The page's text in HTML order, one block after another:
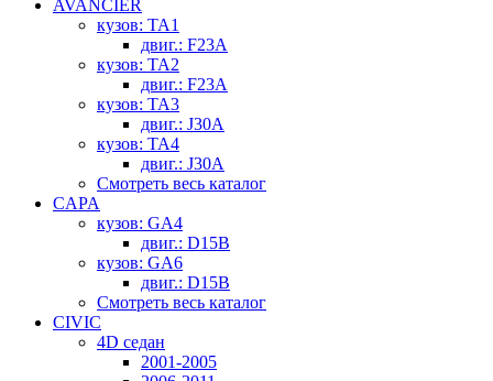
AVANCIER
кузов: TA1
двиг.: F23A
кузов: TA2
двиг.: F23A
кузов: TA3
двиг.: J30A
кузов: TA4
двиг.: J30A
Смотреть весь каталог
CAPA
кузов: GA4
двиг.: D15B
кузов: GA6
двиг.: D15B
Смотреть весь каталог
CIVIC
4D седан
2001-2005